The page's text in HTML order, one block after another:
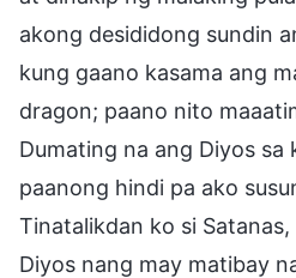
akong desididong sundin
kung gaano kasama ang
dragon; paano nito
Dumating na ang Diyos
paanong hindi pa ako
Tinatalikdan ko si
Diyos nang may matibay